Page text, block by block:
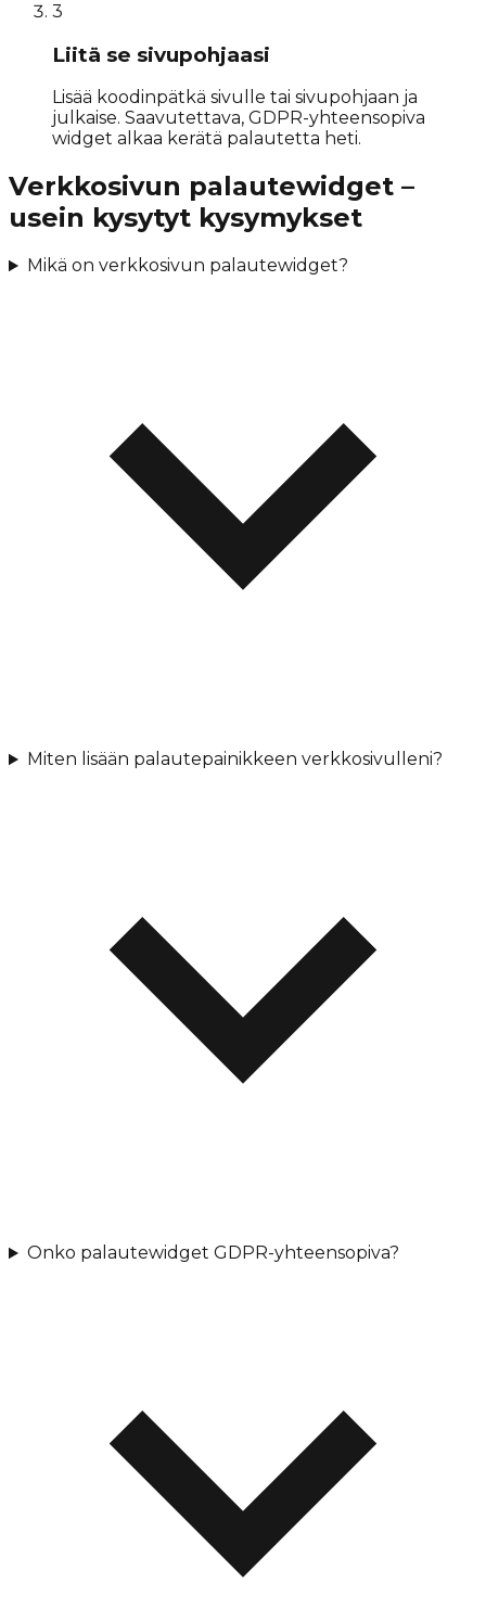
3
Liitä se sivupohjaasi
Lisää koodinpätkä sivulle tai sivupohjaan ja
julkaise. Saavutettava, GDPR-yhteensopiva
widget alkaa kerätä palautetta heti.
Verkkosivun palautewidget –
usein kysytyt kysymykset
Mikä on verkkosivun palautewidget?
Miten lisään palautepainikkeen verkkosivulleni?
Onko palautewidget GDPR-yhteensopiva?